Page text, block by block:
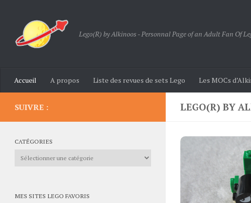
Lego(R) by Alkinoos - Personnal Page of an Adult Fan Of
Accueil A propos Liste des revues de sets Lego Les MOCs
LEGO(R) BY
SUIVRE :
CATÉGORIES
Catégories
MES SITES LEGO FAVORIS